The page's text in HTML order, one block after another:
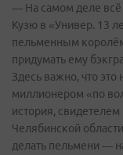
— На самом деле всё
Кузю в «Универ. 13
пельменным
придумать ему
Здесь важно, что это
миллионером «по
история,
Челябинской
делать пельмени —